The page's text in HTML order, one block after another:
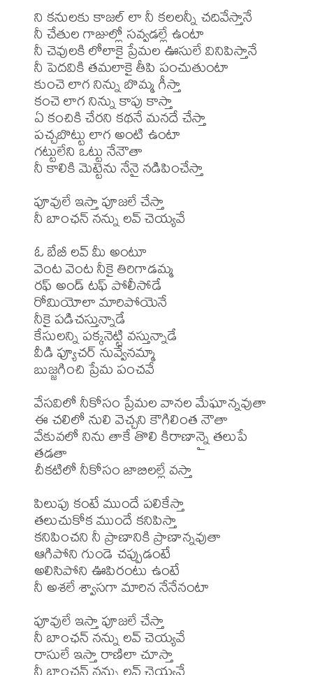
ని కనులకు కాజల్ లా నీ కలలన్నీ చదివేస్తానే
నీ చేతుల గాజుల్లో సవ్వడల్లే ఉంటా
నీ చెవులకి లోలాకై ప్రేమల ఊసులే వినిపిస్తానే
నీ పెదవికి తమలాకై తీపి పంచుతుంటా
కుంచె లాగ నిన్ను బొమ్మ గీస్తా
కంచె లాగ నిన్ను కాపు కాస్తా
ఏ కంచికి చేరని కథనే మనదే చేస్తా
పచ్చబొట్టు లాగ అంటి ఉంటా
గట్టులేని ఒట్టు నేనౌతా
నీ కాలికి మెట్టెను నేనై నడిపించేస్తా
పూవులే ఇస్తా పూజలే చేస్తా
నీ బాంఛన్ నన్ను లవ్ చెయ్యవే
ఓ బేబీ లవ్ మీ అంటూ
వెంట వెంట నీకై తిరిగాడమ్మ
రఫ్ అండ్ టఫ్ పోలీసోడే
రోమియోలా మారిపోయెనే
నీకై పడిచస్తున్నాడే
కేసులన్ని పక్కనెట్టి వస్తున్నాడే
వీడి ఫ్యూచర్ నువ్వేనమ్మా
బుజ్జగించి ప్రేమ పంచవే
వేసవిలో నీకోసం ప్రేమల వానల మేఘాన్నవుతా
ఈ చలిలో నులి వెచ్చని కౌగిలింత నౌతా
వేకువలో నిను తాకే తొలి కిరాణాన్నై తలుపే
తడతా
చీకటిలో నీకోసం జాబిలల్లే వస్తా
పిలుపు కంటే ముందే పలికేస్తా
తలుచుకోక ముందే కనిపిస్తా
కనిపించని నీ ప్రాణానికి ప్రాణాన్నవుతా
ఆగిపోని గుండె చప్పుడంటే
అలిసిపోని ఊపిరంటు ఉంటే
నీ అశలే శ్వాసగా మారిన నేనేనంటా
పూవులే ఇస్తా పూజలే చేస్తా
నీ బాంఛన్ నన్ను లవ్ చెయ్యవే
రాసులే ఇస్తా రాణిలా చూస్తా